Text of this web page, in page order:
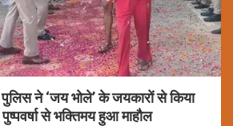
ने ‘जय भोले’ के जयकारों से किया
से भक्तिमय हुआ माहौल